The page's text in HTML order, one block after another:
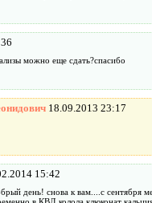
можно еще сдать?спасибо
18.09.2013 23:17
15:42
день! снова к вам....с сентября